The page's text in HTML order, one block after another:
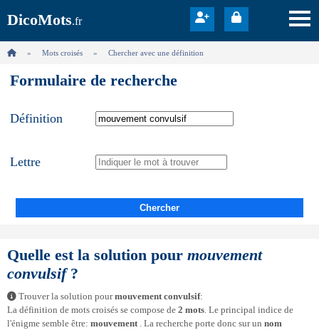
DicoMots.fr
Mots croisés Chercher avec une définition
Formulaire de recherche
Définition
Lettre
Chercher
Quelle est la solution pour mouvement
convulsif?
Trouver la solution pourmouvement convulsif:
La définition de mots croisés se compose de 2 mots. Le principal indice de
l'énigme semble être: mouvement. La recherche porte donc sur un nom